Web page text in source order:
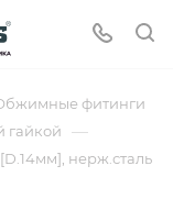
фитинги
гайкой —
нерж.сталь